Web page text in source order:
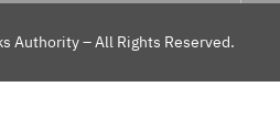
Authority – All Rights Reserved.